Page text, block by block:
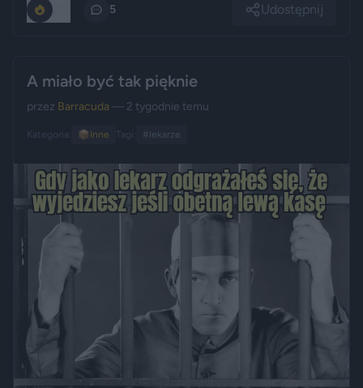
5 Udostępnij
A miało być tak pięknie
przez Barracuda — 2 tygodnie temu
Kategoria: 📦 Inne Tagi: #lekarze